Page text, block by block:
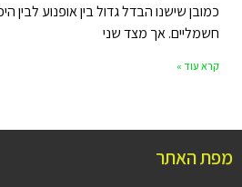
כמובן שישנו הבדל גדול בין אופנוע לבין
חשמליים. אך מצד שני
קרא עוד »
מפת האתר